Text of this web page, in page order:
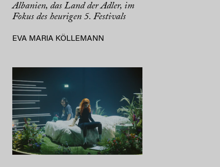
Albanien, das Land der Adler, im
Fokus des heurigen 5. Festivals
EVA MARIA KÖLLEMANN